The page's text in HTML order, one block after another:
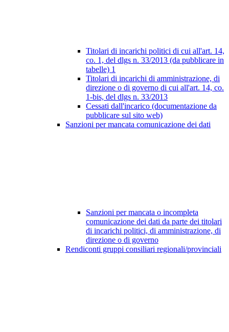
Titolari di incarichi politici di cui all'art. 14,
co. 1, del dlgs n. 33/2013 (da pubblicare in
tabelle) 1
Titolari di incarichi di amministrazione, di
direzione o di governo di cui all'art. 14, co.
1-bis, del dlgs n. 33/2013
Cessati dall'incarico (documentazione da
pubblicare sul sito web)
Sanzioni per mancata comunicazione dei dati
Sanzioni per mancata o incompleta
comunicazione dei dati da parte dei titolari
di incarichi politici, di amministrazione, di
direzione o di governo
Rendiconti gruppi consiliari regionali/provinciali